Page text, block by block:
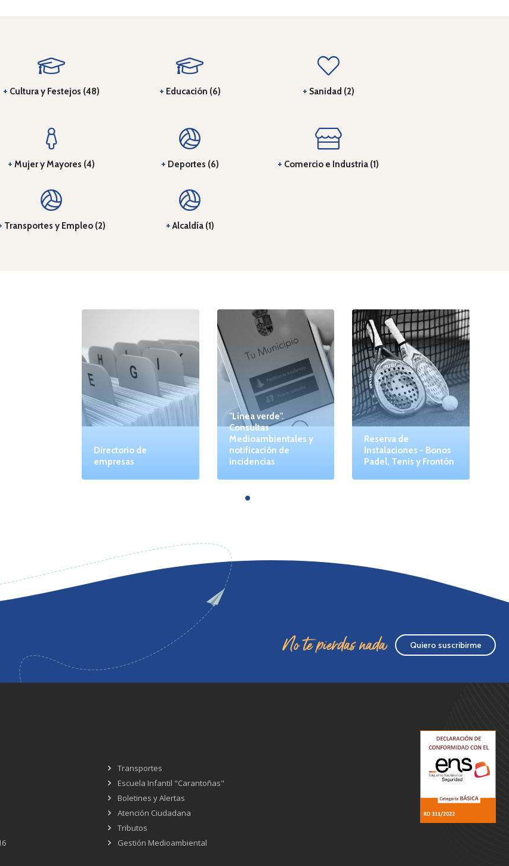
+ Cultura y Festejos (48) + Educación (6) + Sanidad (2)
+ Mujer y Mayores (4) + Deportes (6) + Comercio e Industria (1)
Transportes y Empleo (2) +Alcaldía (1)
Directorio de
empresas
"Línea verde".
Consultas
Medioambientales y
notificación de
incidencias
Reserva de
Instalaciones - Bonos
Padel, Tenis y Frontón
No te pierdas nada Quiero suscribirme
Transportes
Escuela Infantil "Carantoñas"
Boletines y Alertas
Atención Ciudadana
Tributos
Gestión Medioambiental